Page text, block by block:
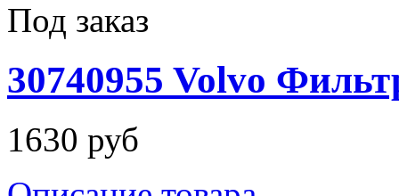
Под заказ
30740955 Volvo
1630 руб